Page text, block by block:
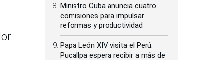
Ministro Cuba anuncia cuatro
comisiones para impulsar
reformas y productividad
Papa León XIV visita el Perú:
Pucallpa espera recibir a más de